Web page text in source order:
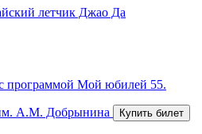
летчик Джао Да
Мой юбилей 55.
А.М. Добрынина